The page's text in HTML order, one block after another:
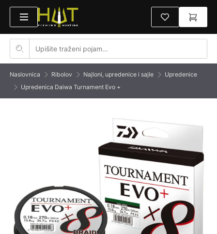
Naslovnica Ribolov Najloni, upredenice i sajle
Upredenice
Upredenica Daiwa Turnament Evo +